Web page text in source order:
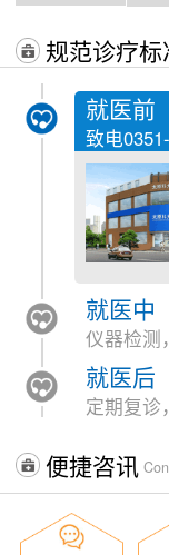
规范诊疗标
就医前
致电
就医中
仪器检测
就医后
定期复诊
便捷咨讯